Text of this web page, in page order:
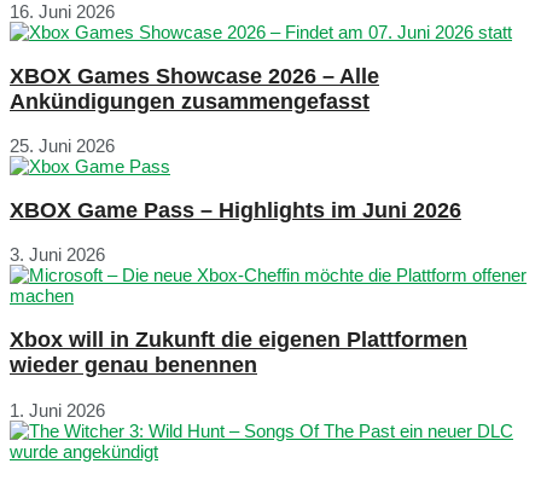
16. Juni 2026
XBOX Games Showcase 2026 – Alle
Ankündigungen zusammengefasst
25. Juni 2026
XBOX Game Pass – Highlights im Juni 2026
3. Juni 2026
Xbox will in Zukunft die eigenen Plattformen
wieder genau benennen
1. Juni 2026